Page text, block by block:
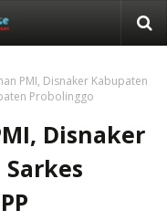
PMI, Disnaker Kabupaten
Probolinggo
Disnaker